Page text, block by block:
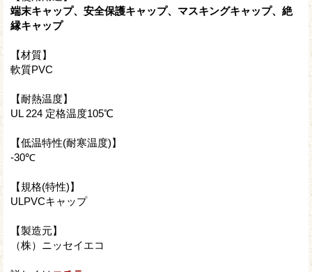
端末キャップ、安全保護キャップ、マスキングキャップ、絶
縁キャップ
【材質】
軟質PVC
【耐熱温度】
UL 224 定格温度105℃
【低温特性(耐寒温度)】
-30℃
【規格(特性)】
ULPVCキャップ
【製造元】
（株）ニッセイエコ